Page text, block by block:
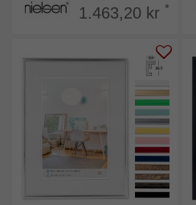
1.463,20 kr *